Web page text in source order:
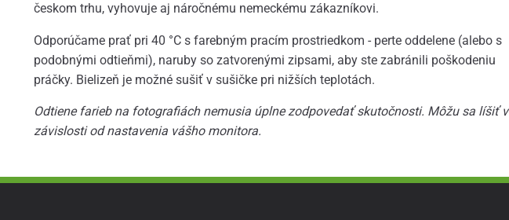
českom trhu, vyhovuje aj náročnému nemeckému zákazníkovi.
Odporúčame prať pri 40 °C s farebným pracím prostriedkom - perte oddelene (alebo s
podobnými odtieňmi), naruby so zatvorenými zipsami, aby ste zabránili poškodeniu
práčky. Bielizeň je možné sušiť v sušičke pri nižších teplotách.
Odtiene farieb na fotografiách nemusia úplne zodpovedať skutočnosti. Môžu sa líšiť v
závislosti od nastavenia vášho monitora.